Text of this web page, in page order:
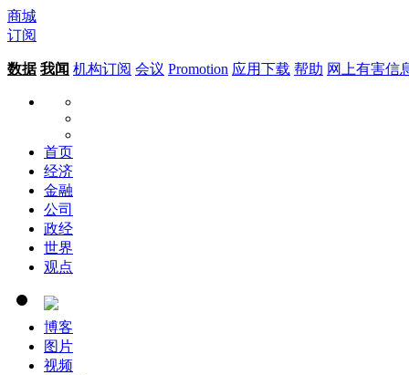
商城
订阅
数据 我闻 机构订阅 会议 Promotion 应用下载 帮助 网上有害信
首页
经济
金融
公司
政经
世界
观点
博客
图片
视频